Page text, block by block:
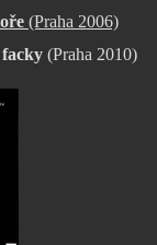
(Praha 2006)
(Praha 2010)